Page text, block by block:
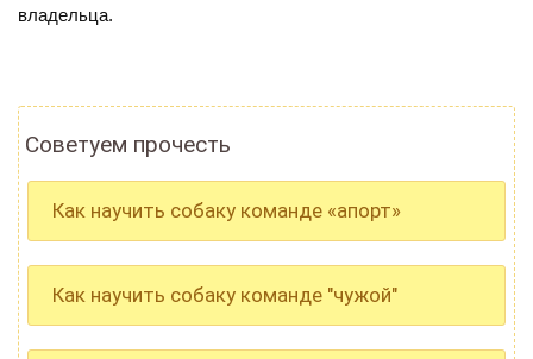
владельца.
Советуем прочесть
Как научить собаку команде «апорт»
Как научить собаку команде "чужой"